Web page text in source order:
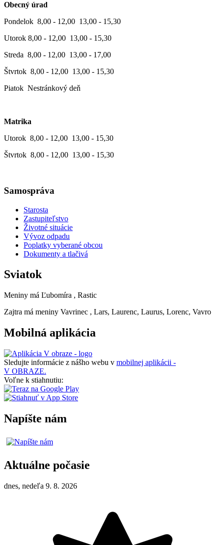
Obecný úrad
Pondelok 8,00 - 12,00 13,00 - 15,30
Utorok 8,00 - 12,00 13,00 - 15,30
Streda 8,00 - 12,00 13,00 - 17,00
Štvrtok 8,00 - 12,00 13,00 - 15,30
Piatok Nestránkový deň
Matrika
Utorok 8,00 - 12,00 13,00 - 15,30
Štvrtok 8,00 - 12,00 13,00 - 15,30
Samospráva
Starosta
Zastupiteľstvo
Životné situácie
Vývoz odpadu
Poplatky vyberané obcou
Dokumenty a tlačivá
Sviatok
Meniny má Ľubomíra , Rastic
Zajtra má meniny Vavrinec , Lars, Laurenc, Laurus, Lorenc, Vavro
Mobilná aplikácia
Sledujte informácie z nášho webu v mobilnej aplikácii -
V OBRAZE.
Voľne k stiahnutiu:
Napíšte nám
Aktuálne počasie
dnes, nedeľa 9. 8. 2026